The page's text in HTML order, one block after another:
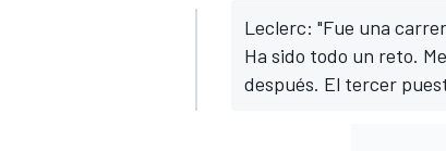
Leclerc: "Fue una
Ha sido todo un reto.
después. El tercer